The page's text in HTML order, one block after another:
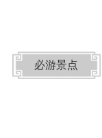
必游景点